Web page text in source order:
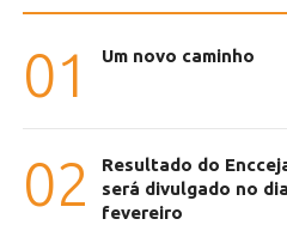
01 Um novo caminho
02
Resultado do
será divulgado no
fevereiro